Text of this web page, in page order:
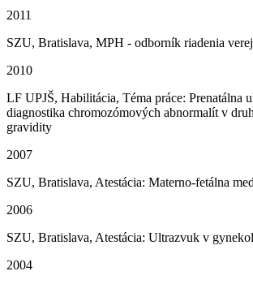
2011
SZU, Bratislava, MPH - odborník riadenia
2010
LF UPJŠ, Habilitácia, Téma práce: Prenatálna
diagnostika chromozómových abnormalít v
gravidity
2007
SZU, Bratislava, Atestácia: Materno-fetálna
2006
SZU, Bratislava, Atestácia: Ultrazvuk v
2004